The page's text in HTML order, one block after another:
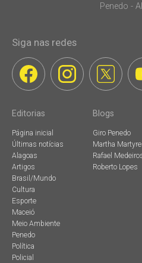
Penedo -
Siga nas redes
Editorias
Página inicial
Últimas notícias
Alagoas
Artigos
Brasil/Mundo
Cultura
Esporte
Maceió
Meio Ambiente
Penedo
Política
Policial
Blogs
Giro Penedo
Martha
Rafael
Roberto Lopes